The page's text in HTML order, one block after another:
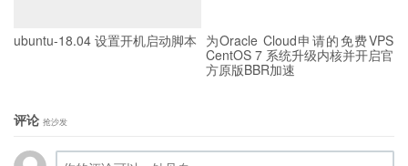
ubuntu-18.04 设置开机启动脚本 为Oracle Cloud申请的免费VPS
CentOS 7 系统升级内核并开启官
方原版BBR加速
评论 抢沙发